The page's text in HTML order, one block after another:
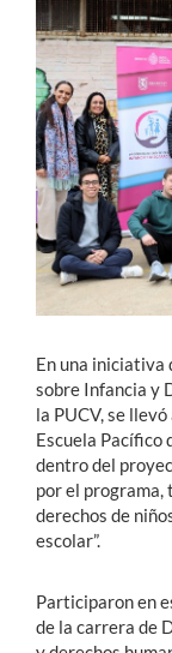
Estudiantes
Académicos
Funcionarios
Alumni
English
En una
sobre Infancia y
la PUCV, se
Escuela Pacífico
dentro del
por el programa,
derechos de
escolar”.
Participaron en
de la carrera de